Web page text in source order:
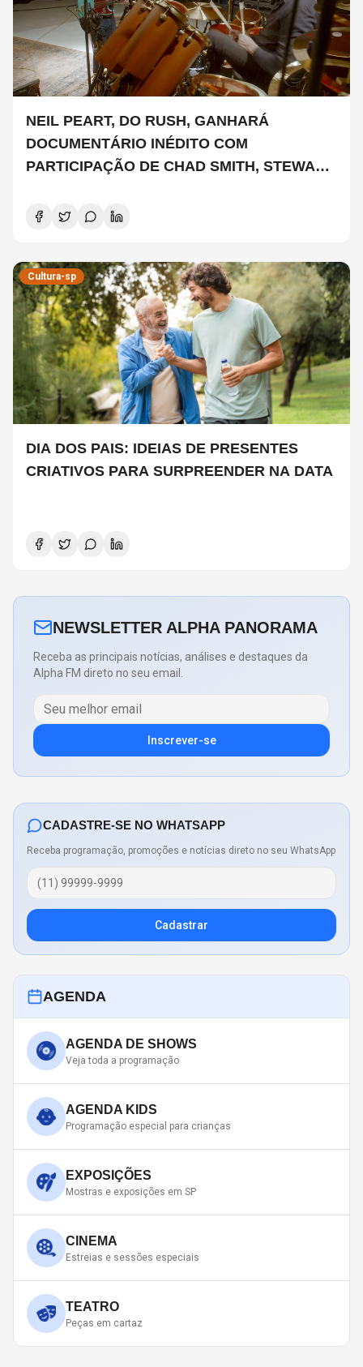
NEIL PEART, DO RUSH, GANHARÁ
DOCUMENTÁRIO INÉDITO COM
PARTICIPAÇÃO DE CHAD SMITH, STEWART
Cultura-sp
DIA DOS PAIS: IDEIAS DE PRESENTES
CRIATIVOS PARA SURPREENDER NA DATA
NEWSLETTER ALPHA PANORAMA
Receba as principais notícias, análises e destaques da
Alpha FM direto no seu email.
Inscrever-se
CADASTRE-SE NO WHATSAPP
Receba programação, promoções e notícias direto no seu WhatsApp
Cadastrar
AGENDA
AGENDA DE SHOWS
Veja toda a programação
AGENDA KIDS
Programação especial para crianças
EXPOSIÇÕES
Mostras e exposições em SP
CINEMA
Estreias e sessões especiais
TEATRO
Peças em cartaz